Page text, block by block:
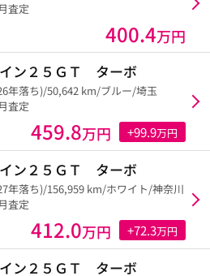
査定
400.4万円
ン２５ＧＴ ターボ
年落ち)/50,642 km/ブルー/埼玉
査定
459.8万円 +99.9万円
ン２５ＧＴ ターボ
年落ち)/156,959 km/ホワイト/神奈川
査定
412.0万円 +72.3万円
ン２５ＧＴ ターボ